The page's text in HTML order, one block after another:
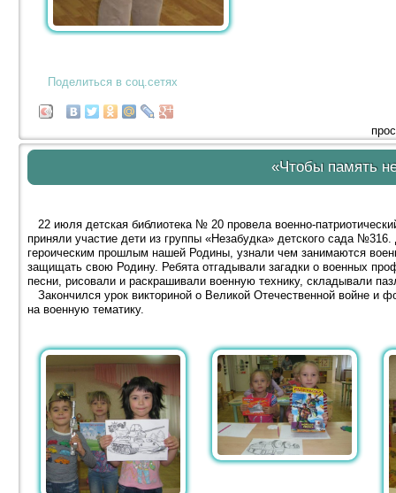
Поделиться в соц.сетях
«Чтобы память
22 июля детская библиотека № 20 провела военно-
приняли участие дети из группы «Незабудка» детского сада
героическим прошлым нашей Родины, узнали чем занимаются
защищать свою Родину. Ребята отгадывали загадки о военных
песни, рисовали и раскрашивали военную технику, складывали
Закончился урок викториной о Великой Отечественной войне и
на военную тематику.